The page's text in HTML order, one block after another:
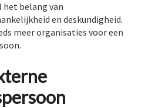
het belang van
en deskundigheid.
meer organisaties voor een